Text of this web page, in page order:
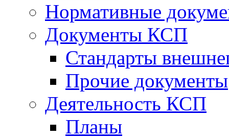
Нормативные
Документы КСП
Стандарты
Прочие документы
Деятельность КСП
Планы